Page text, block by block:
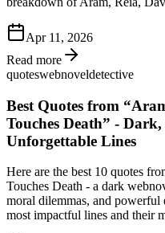
Apr 11, 2026
Read more
quoteswebnoveldetective
Best Quotes from
Touches Death” -
Unforgettable Lines
Here are the best 10 quotes
Touches Death - a dark
moral dilemmas, and powerful
most impactful lines and their